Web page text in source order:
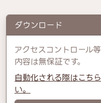
ダウンロード
アクセスコントロール
内容は無保証です。
自動化される際はこち
い。